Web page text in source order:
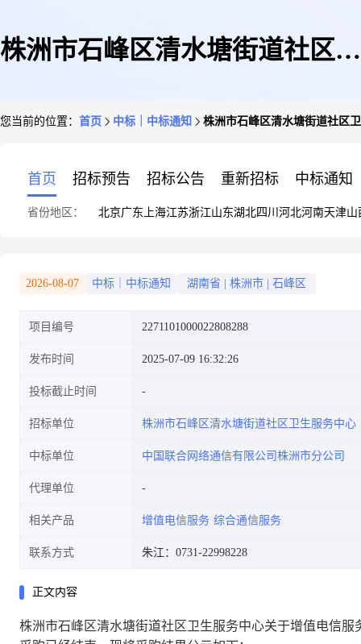
株洲市石峰区清水塘街道社区卫
您当前的位置： 首页 中标｜中标通知 株洲市石峰区清水塘街道社区
首页 招标预告 招标公告 重新招标 中标通知
省份地区： 北京广东 上海江苏浙江山东湖北四川 河北河南天津山
2026-08-07 中标｜中标通知 湖南省 株洲市 石峰区
项目编号 2271101000022808288
发布时间 2025-07-09 16:32:26
投标截止时间
招标单位 株洲市石峰区清水塘街道社区卫生服务中心
中标单位 中国联合网络通信有限公司株洲市分公司
代理单位
相关产品 增值电信服务 综合通信服务
联系方式 朱江：0731-22998228
正文内容
株洲市石峰区清水塘街道社区卫生服务中心关于增值电信服